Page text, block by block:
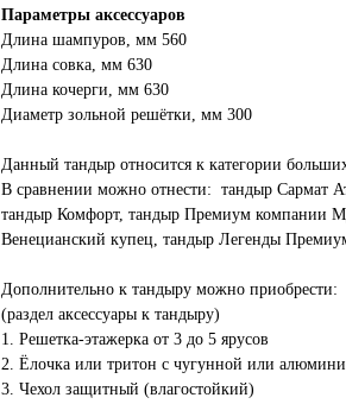
Параметры аксессуаров
Длина шампуров, мм 560
Длина совка, мм 630
Длина кочерги, мм 630
Диаметр зольной решётки, мм 300
Данный тандыр относится к категории
В сравнении можно отнести: тандыр Сармат
тандыр Комфорт, тандыр Премиум компании
Венецианский купец, тандыр Легенды
Дополнительно к тандыру можно приобрести:
(раздел аксессуары к тандыру)
1. Решетка-этажерка от 3 до 5 ярусов
2. Ёлочка или тритон с чугунной или
3. Чехол защитный (влагостойкий)